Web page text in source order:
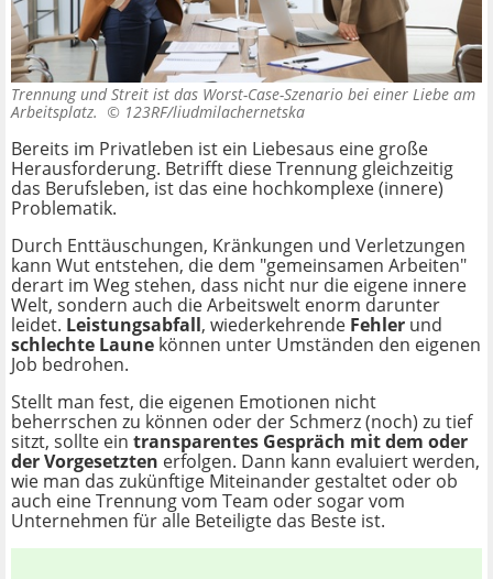
Trennung und Streit ist das Worst-Case-Szenario bei einer Liebe am
Arbeitsplatz. © 123RF/liudmilachernetska
Bereits im Privatleben ist ein Liebesaus eine große
Herausforderung. Betrifft diese Trennung gleichzeitig
das Berufsleben, ist das eine hochkomplexe (innere)
Problematik.
Durch Enttäuschungen, Kränkungen und Verletzungen
kann Wut entstehen, die dem "gemeinsamen Arbeiten"
derart im Weg stehen, dass nicht nur die eigene innere
Welt, sondern auch die Arbeitswelt enorm darunter
leidet. Leistungsabfall, wiederkehrende Fehler und
schlechte Laune können unter Umständen den eigenen
Job bedrohen.
Stellt man fest, die eigenen Emotionen nicht
beherrschen zu können oder der Schmerz (noch) zu tief
sitzt, sollte ein transparentes Gespräch mit dem oder
der Vorgesetzten erfolgen. Dann kann evaluiert werden,
wie man das zukünftige Miteinander gestaltet oder ob
auch eine Trennung vom Team oder sogar vom
Unternehmen für alle Beteiligte das Beste ist.